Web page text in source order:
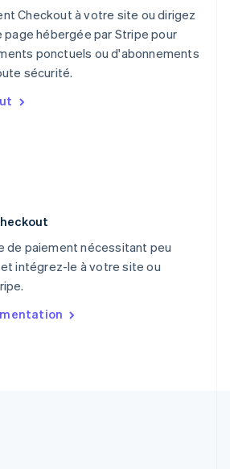
Checkout à votre site ou dirigez
page hébergée par Stripe pour
ponctuels ou d'abonnements
sécurité.
de paiement nécessitant peu
intégrez-le à votre site ou